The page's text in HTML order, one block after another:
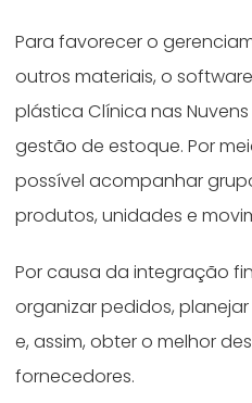
Para favorecer o
outros materiais, o
plástica Clínica nas
gestão de estoque. Por
possível acompanhar
produtos, unidades e
Por causa da integração
organizar pedidos,
e, assim, obter o melhor
fornecedores.